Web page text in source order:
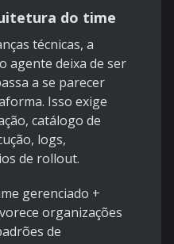
do time
técnicas, a
agente deixa de ser
a se parecer
Isso exige
catálogo de
logs,
de rollout.
gerenciado +
organizações
de